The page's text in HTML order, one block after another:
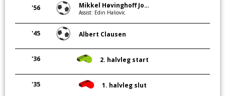
'56 Mikkel Høvinghoff Johannesen
Assist: Edin Haliovic
'45 Albert Clausen
'36 2. halvleg start
'35 1. halvleg slut